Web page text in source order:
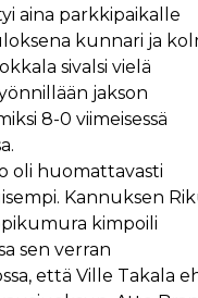
aina parkkipaikalle
kunnari ja
sivalsi vielä
jakson
8-0 viimeisessä
oli huomattavasti
Kannuksen
kimpoili
sen verran
että Ville Takala